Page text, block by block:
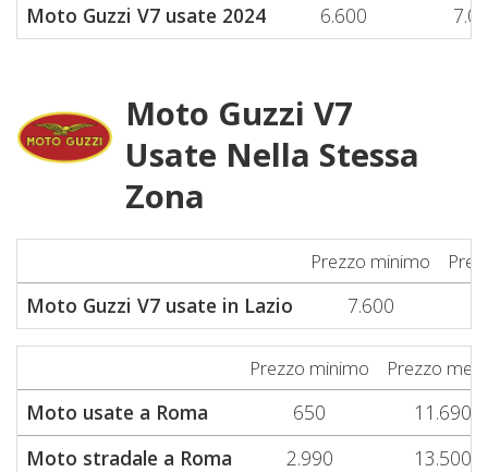
Moto Guzzi V7 usate 2024
6.600
Moto Guzzi V7
Usate Nella Stessa
Zona
Prezzo minimo
Moto Guzzi V7 usate in Lazio 7.600
Prezzo minimo Prezzo
Moto usate a Roma 650
11.690
Moto stradale a Roma
2.990 13.500